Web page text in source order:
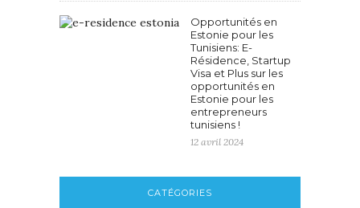
Opportunités en
Estonie pour les
Tunisiens: E-
Résidence, Startup
Visa et Plus sur les
opportunités en
Estonie pour les
entrepreneurs
tunisiens !
12 avril 2024
CATÉGORIES